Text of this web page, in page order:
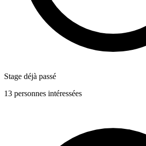
Stage déjà passé
13 personnes intéressées